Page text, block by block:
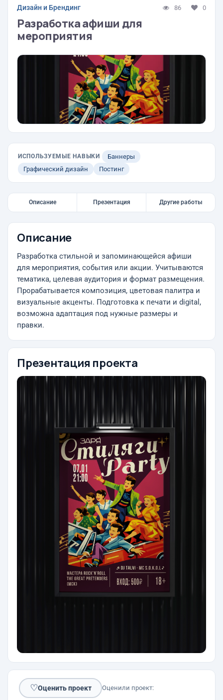
Дизайн и Брендинг 86 0
Разработка афиши для
мероприятия
ИСПОЛЬЗУЕМЫЕ НАВЫКИ
Баннеры
Графический дизайн
Постинг
Описание Презентация Другие работы
Описание
Разработка стильной и запоминающейся афиши
для мероприятия, события или акции. Учитываются
тематика, целевая аудитория и формат размещения.
Прорабатывается композиция, цветовая палитра и
визуальные акценты. Подготовка к печати и digital,
возможна адаптация под нужные размеры и
правки.
Презентация проекта
♡Оценить проект Оценили проект: